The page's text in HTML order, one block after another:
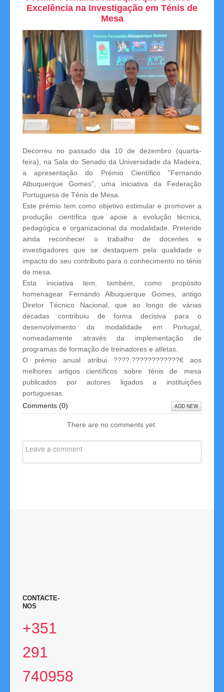
Campeonatos Regionais
Camp. Nacionais de Equipas
Taça da Madeira
Impressos
Arbitragem
Compilação de Resultados
Taça de Portugal
Rankings
Clubes Filiados
Links
Contactos
Disciplina
Excelência na Investigação em Ténis de
Mesa
Decorreu no passado dia 10 de dezembro (quarta-
feira), na Sala do Senado da Universidade da Madeira,
a apresentação do Prémio Científico “Fernando
Albuquerque Gomes”, uma iniciativa da Federação
Portuguesa de Ténis de Mesa.
Este prémio tem como objetivo estimular e promover a
produção científica que apoie a evolução técnica,
pedagógica e organizacional da modalidade. Pretende
ainda reconhecer o trabalho de docentes e
investigadores que se destaquem pela qualidade e
impacto do seu contributo para o conhecimento no ténis
de mesa.
Esta iniciativa tem, também, como propósito
homenagear Fernando Albuquerque Gomes, antigo
Diretor Técnico Nacional, que ao longo de várias
décadas contribuiu de forma decisiva para o
desenvolvimento da modalidade em Portugal,
nomeadamente através da implementação de
programas de formação de treinadores e atletas.
O prémio anual atribui ????.????????????€ aos
melhores artigos científicos sobre ténis de mesa
publicados por autores ligados a instituições
portuguesas.
Comments (0) ADD NEW
There are no comments yet.
CONTACTE-
NOS
+351
291
740958